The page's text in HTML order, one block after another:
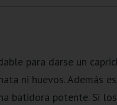
para darse un
ni huevos. Además
batidora potente. Si